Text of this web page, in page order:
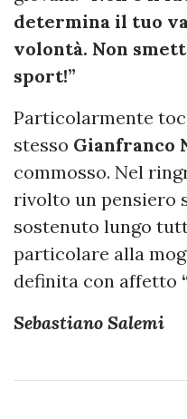
determina il tuo
volontà. Non
sport!”
Particolarmente
stesso Gianfranco
commosso. Nel
rivolto un pensiero
sostenuto lungo
particolare alla
definita con affetto
Sebastiano Salemi